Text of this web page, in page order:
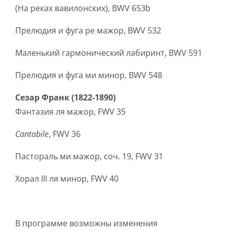
(На реках вавилонских), BWV 653b
Прелюдия и фуга ре мажор, BWV 532
Маленький гармонический лабиринт, BWV 591
Прелюдия и фуга ми минор, BWV 548
Сезар Франк (1822-1890)
Фантазия ля мажор, FWV 35
Cantabile, FWV 36
Пастораль ми мажор, соч. 19, FWV 31
Хорал III ля минор, FWV 40
В программе возможны изменения